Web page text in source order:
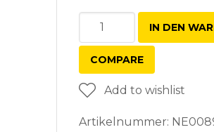
Werkzeugsatz
Menge
IN DEN
COMPARE
Add to wishlist
Artikelnummer: